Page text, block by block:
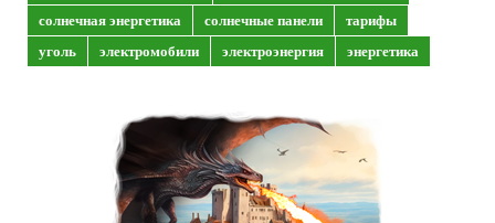
солнечная энергетика
солнечные панели
тарифы
уголь
электромобили электроэнергия энергетика